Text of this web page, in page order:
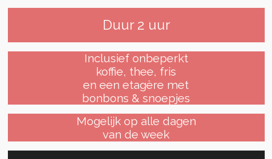
Duur 2 uur
Inclusief onbeperkt
koffie, thee, fris
en een etagère met
bonbons & snoepjes
Mogelijk op alle dagen
van de week